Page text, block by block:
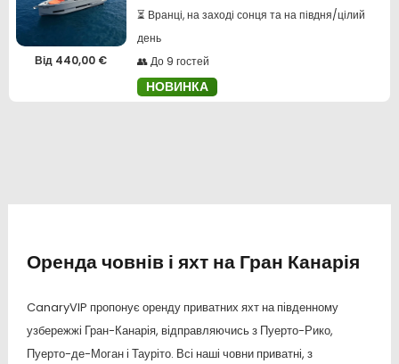
Від 440,00 €
⏳ Вранці, на заході сонця та на півдня/цілий
день
👥 До 9 гостей
НОВИНКА
Оренда човнів і яхт на Гран Канарія
CanaryVIP пропонує оренду приватних яхт на південному
узбережжі Гран-Канарія, відправляючись з Пуерто-Рико,
Пуерто-де-Моган і Тауріто. Всі наші човни приватні, з